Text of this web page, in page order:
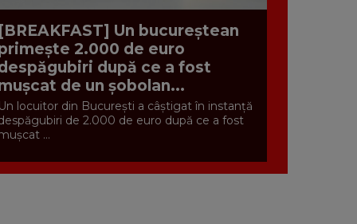
[BREAKFAST] Un bucureștean
2.000 de euro
după ce a fost
de un șobolan...
Un locuitor din București a câștigat în instanță
de 2.000 de euro după ce a fost
...